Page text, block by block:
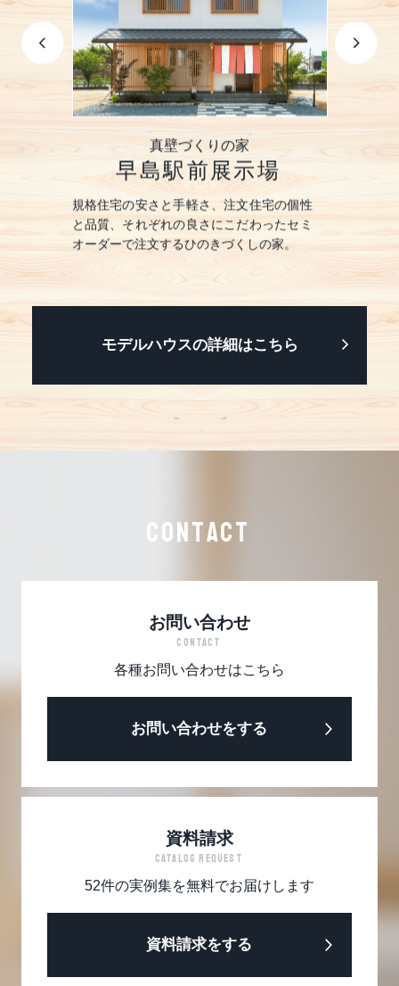
た暮ら
真壁づくりの家
早島駅前展示場
規格住宅の安さと手軽さ、注文住宅の個性
と品質、それぞれの良さにこだわったセミ
オーダーで注文するひのきづくしの家。
モデルハウスの詳細はこちら
CONTACT
お問い合わせ
CONTACT
各種お問い合わせはこちら
お問い合わせをする
資料請求
CATALOG REQUEST
52件の実例集を無料でお届けします
資料請求をする